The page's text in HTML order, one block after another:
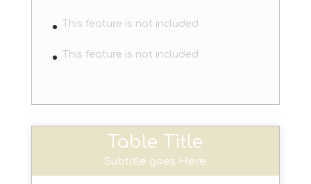
This feature is not included
This feature is not included
Table Title
Subtitle goes Here